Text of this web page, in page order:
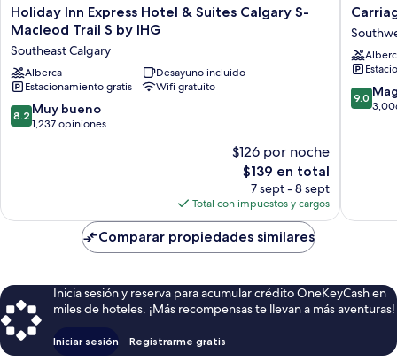
Holiday
Inn
Hotel
&
Suites
Calgary
S-
Southeast
Holiday Inn Express Hotel & Suites Calgary S-
Macleod Trail S by IHG
Southeast Calgary
Alberca
Desayuno incluido
Estacionamiento gratis
Wifi gratuito
8.2
de
8.2 Muy bueno
1,237 opiniones
$126 por noche
El
precio
actual
es
de
$139
$139 en total
7 sept - 8 sept
Total con impuestos y cargos
Carriage
House
Hotel
&
Centre
9.0
de
9.0
Comparar propiedades similares
Inicia sesión y reserva para acumular crédito OneKeyCash en
miles de hoteles. ¡Más recompensas te llevan a más aventuras!
Iniciar sesión Registrarme gratis